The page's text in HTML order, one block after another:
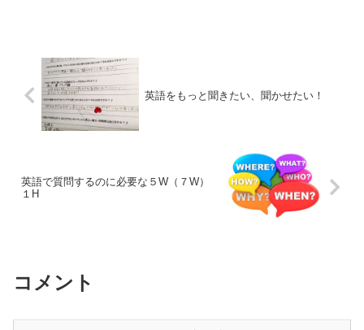
英語をもっと聞きたい、聞かせたい！
英語で質問するのに必要な５W（７W）
１H
コメント